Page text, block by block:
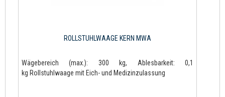
ROLLSTUHLWAAGE KERN MWA
Wägebereich (max.): 300 kg, Ablesbarkeit: 0,1
kg Rollstuhlwaage mit Eich- und Medizinzulassung